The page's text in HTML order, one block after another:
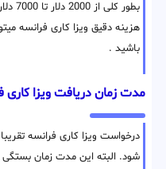
هزینه دقیق ویزا کاری فرانسه
باشید .
مدت زمان دریافت ویزا کاری
شود. البته این مدت زمان بستگی